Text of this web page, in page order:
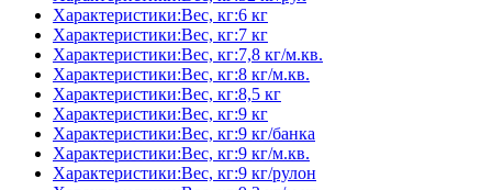
Характеристики:Вес, кг:6 кг
Характеристики:Вес, кг:7 кг
Характеристики:Вес, кг:7,8 кг/м.кв.
Характеристики:Вес, кг:8 кг/м.кв.
Характеристики:Вес, кг:8,5 кг
Характеристики:Вес, кг:9 кг
Характеристики:Вес, кг:9 кг/банка
Характеристики:Вес, кг:9 кг/м.кв.
Характеристики:Вес, кг:9 кг/рулон